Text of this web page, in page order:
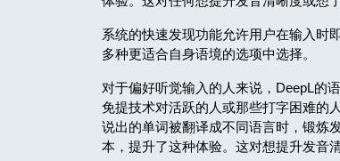
系统的快速发现功能允许用户在输入时
多种更适合自身语境的选项中选择。
对于偏好听觉输入的人来说，DeepL的
免提技术对活跃的人或那些打字困难的
说出的单词被翻译成不同语言时，锻炼
本，提升了这种体验。这对想提升发音